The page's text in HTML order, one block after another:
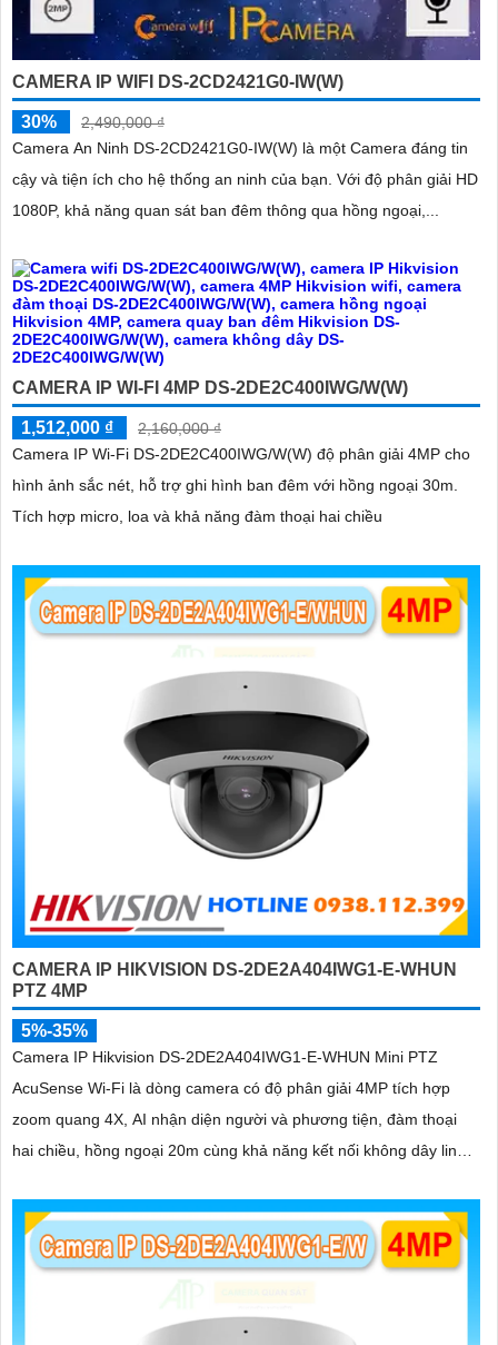
CAMERA IP WIFI DS-2CD2421G0-IW(W)
30%
2,490,000 ₫
Camera An Ninh DS-2CD2421G0-IW(W) là một Camera đáng tin
cậy và tiện ích cho hệ thống an ninh của bạn. Với độ phân giải HD
1080P, khả năng quan sát ban đêm thông qua hồng ngoại,...
CAMERA IP WI-FI 4MP DS-2DE2C400IWG/W(W)
1,512,000 ₫
2,160,000 ₫
Camera IP Wi-Fi DS-2DE2C400IWG/W(W) độ phân giải 4MP cho
hình ảnh sắc nét, hỗ trợ ghi hình ban đêm với hồng ngoại 30m.
Tích hợp micro, loa và khả năng đàm thoại hai chiều
CAMERA IP HIKVISION DS-2DE2A404IWG1-E-WHUN
PTZ 4MP
5%-35%
Camera IP Hikvision DS-2DE2A404IWG1-E-WHUN Mini PTZ
AcuSense Wi-Fi là dòng camera có độ phân giải 4MP tích hợp
zoom quang 4X, AI nhận diện người và phương tiện, đàm thoại
hai chiều, hồng ngoại 20m cùng khả năng kết nối không dây linh